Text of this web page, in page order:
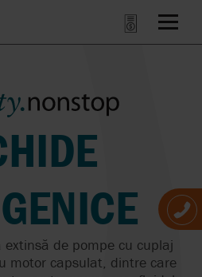
extinsă de pompe cu cuplaj
motor capsulat, dintre care